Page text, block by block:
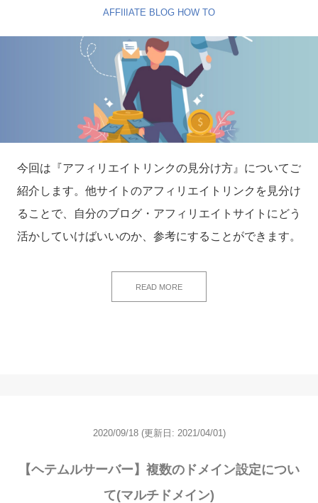
AFFIlIATE BLOG HOW TO
今回は『アフィリエイトリンクの見分け方』についてご
紹介します。他サイトのアフィリエイトリンクを見分け
ることで、自分のブログ・アフィリエイトサイトにどう
活かしていけばいいのか、参考にすることができます。
READ MORE
2020/09/18 (更新日: 2021/04/01)
【ヘテムルサーバー】複数のドメイン設定につい
て(マルチドメイン)